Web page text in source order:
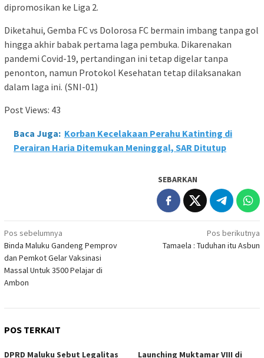
dipromosikan ke Liga 2.
Diketahui, Gemba FC vs Dolorosa FC bermain imbang tanpa gol
hingga akhir babak pertama laga pembuka. Dikarenakan
pandemi Covid-19, pertandingan ini tetap digelar tanpa
penonton, namun Protokol Kesehatan tetap dilaksanakan
dalam laga ini. (SNI-01)
Post Views: 43
Baca Juga: Korban Kecelakaan Perahu Katinting di
Perairan Haria Ditemukan Meninggal, SAR Ditutup
SEBARKAN
Navigasi
pos
Pos sebelumnya
Binda Maluku Gandeng Pemprov
dan Pemkot Gelar Vaksinasi
Massal Untuk 3500 Pelajar di
Ambon
Pos berikutnya
Tamaela : Tuduhan itu Asbun
POS TERKAIT
DPRD Maluku Sebut Legalitas Launching Muktamar VIII di